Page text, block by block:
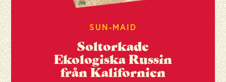
Protein
Salt
SUN-MAID
Soltorkade
Ekologiska Russin
från Kalifornien